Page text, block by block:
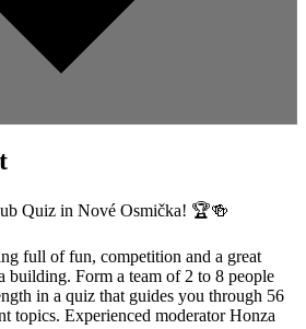
Quiz in Nové Osmička! 🏆🍻
full of fun, competition and a great
building. Form a team of 2 to 8 people
in a quiz that guides you through 56
topics. Experienced moderator Honza